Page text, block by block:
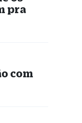
pra
com